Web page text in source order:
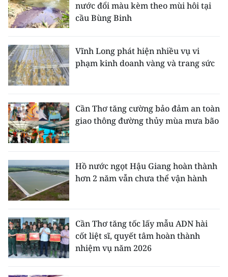
nước đổi màu kèm theo mùi hôi tại
cầu Bùng Binh
Vĩnh Long phát hiện nhiều vụ vi
phạm kinh doanh vàng và trang sức
Cần Thơ tăng cường bảo đảm an toàn
giao thông đường thủy mùa mưa bão
Hồ nước ngọt Hậu Giang hoàn thành
hơn 2 năm vẫn chưa thể vận hành
Cần Thơ tăng tốc lấy mẫu ADN hài
cốt liệt sĩ, quyết tâm hoàn thành
nhiệm vụ năm 2026